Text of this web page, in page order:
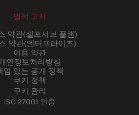
법적 고지
약관(셀프서브 플랜)
약관(엔터프라이즈)
이용 약관
인정보처리방침
임 있는 공개 정책
쿠키 정책
쿠키 관리
ISO 27001 인증